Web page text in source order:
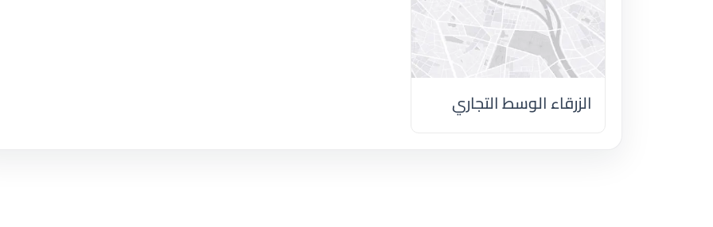
الزرقاء الوسط التجاري